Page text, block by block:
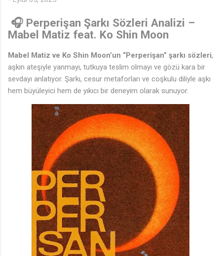
🎧 Perperişan Şarkı Sözleri Analizi –
Mabel Matiz feat. Ko Shin Moon
Mabel Matiz ve Ko Shin Moon’un “Perperişan” şarkı sözleri,
aşkın ateşiyle yanmayı, tutkuya teslim olmayı ve gözü kara bir
sevdayı anlatıyor. Şarkı, cesur metaforları ve coşkulu diliyle aşkı
hem büyüleyici hem de yıkıcı bir deneyim olarak sunuyor.
🎵